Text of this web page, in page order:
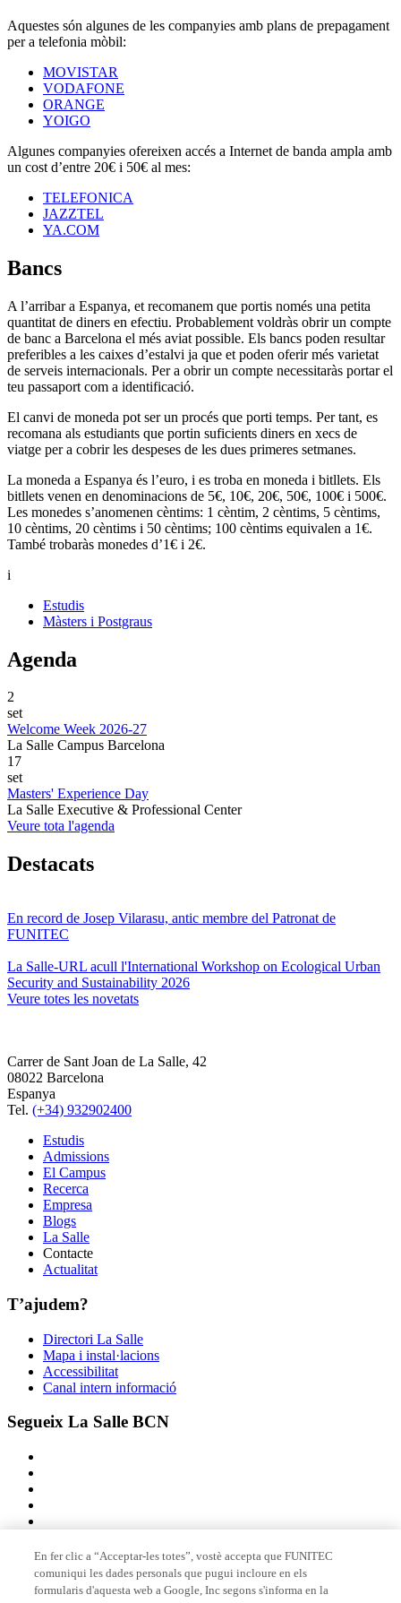
Aquestes són algunes de les companyies amb plans de prepagament
per a telefonia mòbil:
MOVISTAR
VODAFONE
ORANGE
YOIGO
Algunes companyies ofereixen accés a Internet de banda ampla amb
un cost d’entre 20€ i 50€ al mes:
TELEFONICA
JAZZTEL
YA.COM
Bancs
A l’arribar a Espanya, et recomanem que portis només una petita
quantitat de diners en efectiu. Probablement voldràs obrir un compte
de banc a Barcelona el més aviat possible. Els bancs poden resultar
preferibles a les caixes d’estalvi ja que et poden oferir més varietat
de serveis internacionals. Per a obrir un compte necessitaràs portar el
teu passaport com a identificació.
El canvi de moneda pot ser un procés que porti temps. Per tant, es
recomana als estudiants que portin suficients diners en xecs de
viatge per a cobrir les despeses de les dues primeres setmanes.
La moneda a Espanya és l’euro, i es troba en moneda i bitllets. Els
bitllets venen en denominacions de 5€, 10€, 20€, 50€, 100€ i 500€.
Les monedes s’anomenen cèntims: 1 cèntim, 2 cèntims, 5 cèntims,
10 cèntims, 20 cèntims i 50 cèntims; 100 cèntims equivalen a 1€.
També trobaràs monedes d’1€ i 2€.
i
Estudis
Màsters i Postgraus
Agenda
2
set
Welcome Week 2026-27
La Salle Campus Barcelona
17
set
Masters' Experience Day
La Salle Executive & Professional Center
Veure tota l'agenda
Destacats
En record de Josep Vilarasu, antic membre del Patronat de
FUNITEC
La Salle-URL acull l'International Workshop on Ecological Urban
Security and Sustainability 2026
Veure totes les novetats
Carrer de Sant Joan de La Salle, 42
08022 Barcelona
Espanya
Tel. (+34) 932902400
Estudis
Admissions
El Campus
Recerca
Empresa
Blogs
La Salle
Contacte
Actualitat
T’ajudem?
Directori La Salle
Mapa i instal·lacions
Accessibilitat
Canal intern informació
Segueix La Salle BCN
Membre de
En fer clic a “Acceptar-les totes”, vostè accepta que FUNITEC
comuniqui les dades personals que pugui incloure en els
formularis d'aquesta web a Google, Inc segons s'informa en la